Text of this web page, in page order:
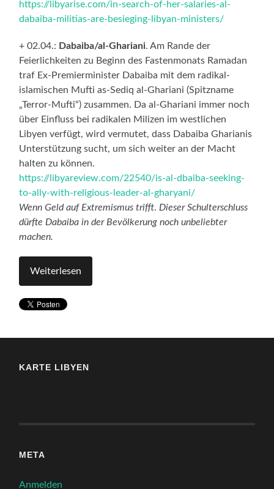
https://libyarise.com/in-search-of-her-salaries-al-
dabaiba-militias-are-besieging-libyan-ministers/
+ 02.04.: Dabaiba/al-Ghariani. Am Rande der
Feierlichkeiten zu Beginn des Fastenmonats Ramadan
traf Ex-Premierminister Dabaiba mit dem radikal-
islamischen Mufti as-Sediq al-Ghariani (Spitzname
„Terror-Mufti“) zusammen. Da al-Ghariani immer noch
über Einfluss bei radikalen Milizen im westlichen
Libyen verfügt, wird vermutet, dass Dabaiba Gharianis
Unterstützung sucht, um sich weiter an der Macht
halten zu können.
https://libyareview.com/22540/is-al-dbaiba-seeking-
to-ally-with-religious-leader-al-gharyani/
Wenn Geld auf Extremismus trifft.Dieser Schulterschluss
dürfte Dabaiba in der Bevölkerung noch unbeliebter
machen.
Weiterlesen
KARTE LIBYEN
META
Anmelden